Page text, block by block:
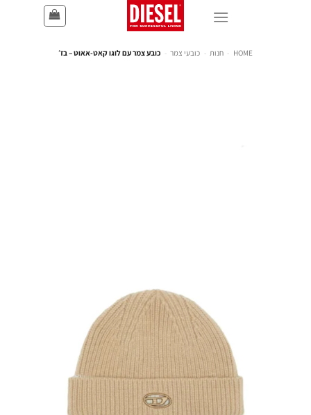
HOME
- חנות - כובעי צמר - כובע צמר עם לוגו קאט-אאוט – בז׳